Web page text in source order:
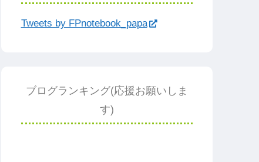
Tweets by FPnotebook_papa
ブログランキング(応援お願いしま
す)